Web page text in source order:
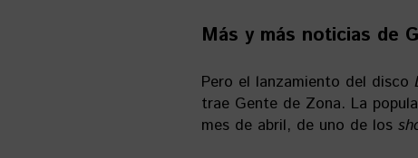
Más y más noticias de
Pero el lanzamiento del disco
trae Gente de Zona. La
mes de abril, de uno de los